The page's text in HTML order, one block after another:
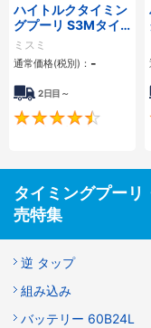
ハイトルクタイミン
グプーリ S3Mタイ
プ
ミスミ
通常価格(税別)： -
2日目～
タイミングプーリ
売特集
逆 タップ
組み込み
バッテリー 60B24L